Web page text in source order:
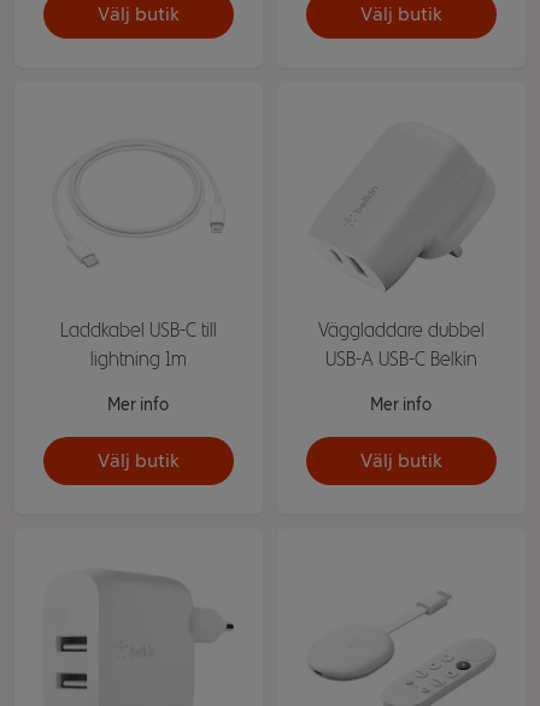
Välj butik Välj butik
Laddkabel USB-C till
lightning 1m
Mer info
Välj butik
Väggladdare dubbel
USB-A USB-C Belkin
Mer info
Välj butik